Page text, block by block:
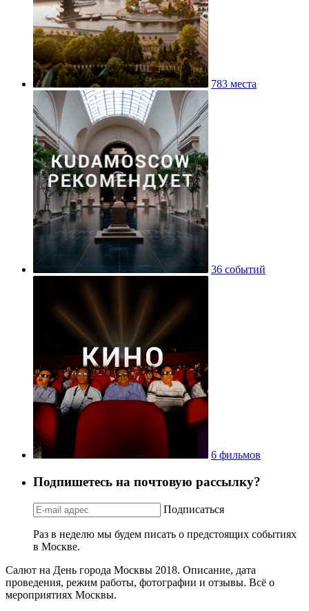
783 места
36 событий
6 фильмов
Подпишетесь на почтовую рассылку?
Подписаться
Раз в неделю мы будем писать о предстоящих событиях
в Москве.
Салют на День города Москвы 2018. Описание, дата
проведения, режим работы, фотографии и отзывы. Всё о
мероприятиях Москвы.